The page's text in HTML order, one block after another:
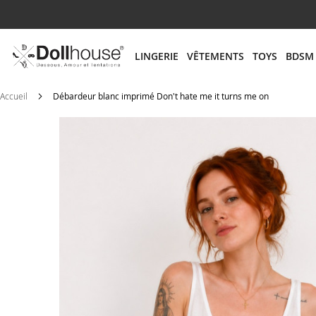
LINGERIE VÊTEMENTS TOYS BDSM
# ENTREZ AU MOINS 3 CARACTÈRES POUR LANCER
Accueil Débardeur blanc imprimé Don't hate me it turns me on